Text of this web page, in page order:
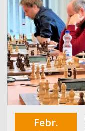
Febr.